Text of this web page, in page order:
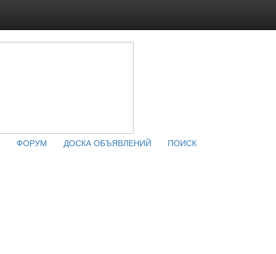
ФОРУМ ДОСКА ОБЪЯВЛЕНИЙ
ПОИСК